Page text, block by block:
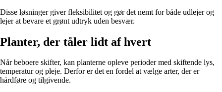
Disse løsninger giver fleksibilitet og gør det nemt for både udlejer og
lejer at bevare et grønt udtryk uden besvær.
Planter, der tåler lidt af hvert
Når beboere skifter, kan planterne opleve perioder med skiftende lys,
temperatur og pleje. Derfor er det en fordel at vælge arter, der er
hårdføre og tilgivende.